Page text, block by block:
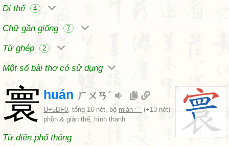
Dị thể 4
Chữ gần giống 7
Từ ghép 2
Một số bài thơ có sử dụng
寰 huán ㄏㄨㄢˊ
U+5BF0, tổng 16 nét, bộ mián 宀 (+13 nét)
phồn & giản thể, hình thanh
Từ điển phổ thông